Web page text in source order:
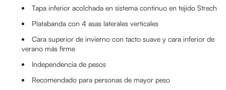
Tapa inferior acolchada en sistema continuo en tejido Strech
Platabanda con 4 asas laterales verticales
Cara superior de invierno con tacto suave y cara inferior de
verano más firme
Independencia de pesos
Recomendado para personas de mayor peso